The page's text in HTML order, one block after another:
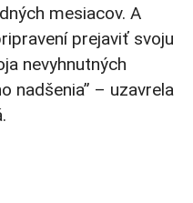
mesiacov. A
prejaviť svoju
nevyhnutných
nadšenia” – uzavrela